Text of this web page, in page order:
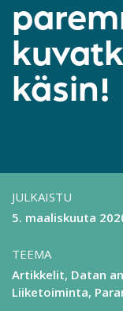
käsin!
JULKAISTU
5. maaliskuuta
TEEMA
Artikkelit Datan
Liiketoiminta